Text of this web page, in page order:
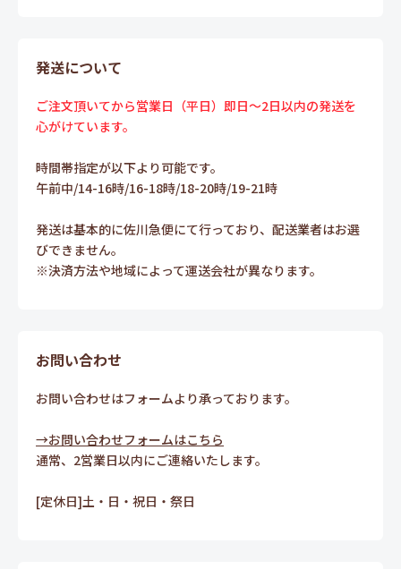
発送について
ご注文頂いてから営業日（平日）即日～2日以内の発送を
心がけています。
時間帯指定が以下より可能です。
午前中/14-16時/16-18時/18-20時/19-21時
発送は基本的に佐川急便にて行っており、配送業者はお選
びできません。
※決済方法や地域によって運送会社が異なります。
お問い合わせ
お問い合わせはフォームより承っております。
→お問い合わせフォームはこちら
通常、2営業日以内にご連絡いたします。
[定休日]土・日・祝日・祭日